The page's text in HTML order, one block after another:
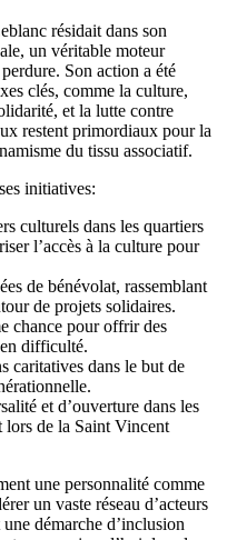
résidait dans son
un véritable moteur
Son action a été
clés, comme la culture,
et la lutte contre
restent primordiaux pour la
du tissu associatif.
initiatives:
culturels dans les quartiers
l’accès à la culture pour
de bénévolat, rassemblant
de projets solidaires.
chance pour offrir des
difficulté.
caritatives dans le but de
et d’ouverture dans les
lors de la Saint Vincent
une personnalité comme
un vaste réseau d’acteurs
démarche d’inclusion